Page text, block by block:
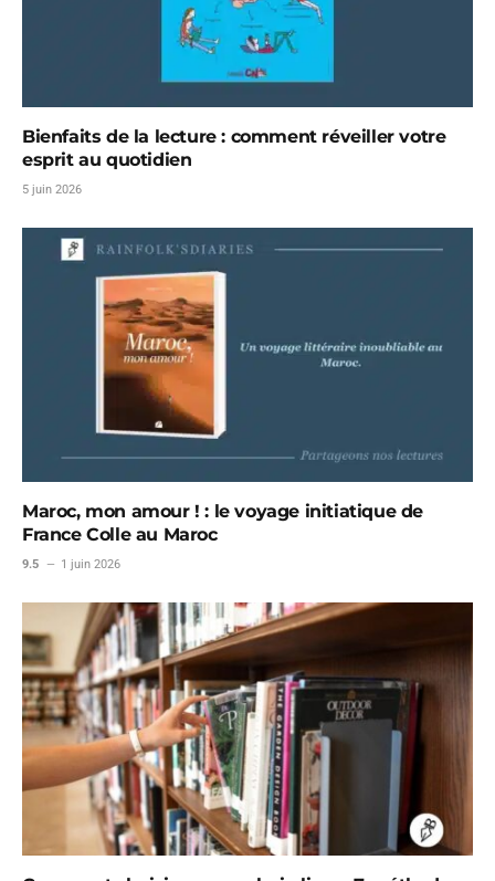
Bienfaits de la lecture : comment réveiller votre
esprit au quotidien
5 juin 2026
Maroc, mon amour ! : le voyage initiatique de
France Colle au Maroc
9.5 1 juin 2026